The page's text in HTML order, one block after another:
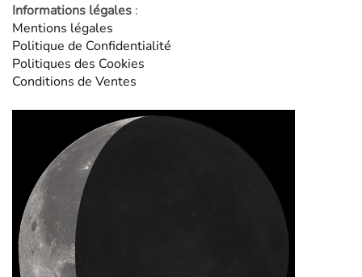
Informations légales :
Mentions légales
Politique de Confidentialité
Politiques des Cookies
Conditions de Ventes